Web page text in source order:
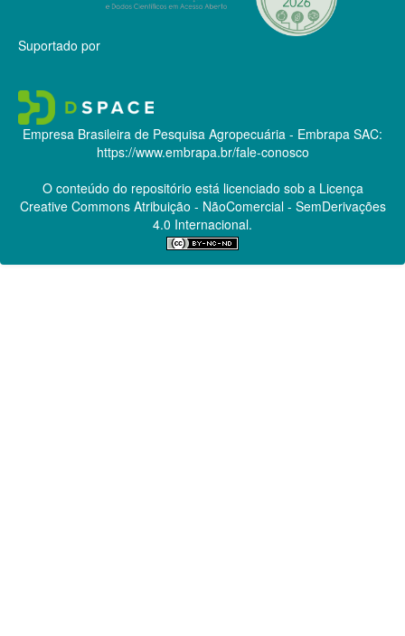
Suportado por
Empresa Brasileira de Pesquisa Agropecuária - Embrapa SAC:
https://www.embrapa.br/fale-conosco
O conteúdo do repositório está licenciado sob a Licença
Creative CommonsAtribuição - NãoComercial - SemDerivações
4.0 Internacional.